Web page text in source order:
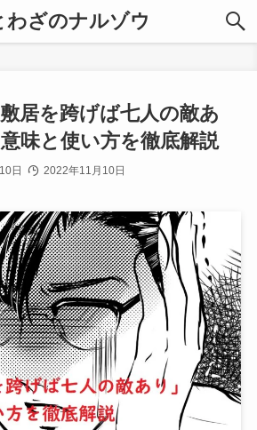
わざのナルゾウ
敷居を跨げば七人の敵あ
味と使い方を徹底解説
日 2022年11月10日